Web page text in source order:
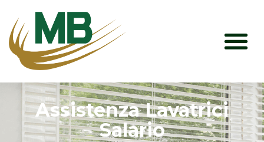
contenuto
Assistenza Lavatrici
Salario